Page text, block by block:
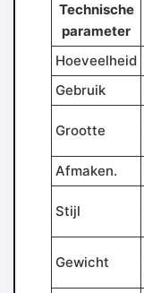
Technische
parameter
Hoeveelheid
Gebruik
Grootte
Afmaken.
Stijl
Gewicht